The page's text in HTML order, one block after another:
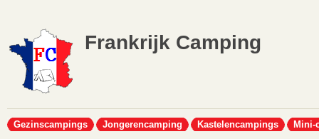
Frankrijk Camping
Gezinscampings Jongerencamping Kastelencampings Mini-